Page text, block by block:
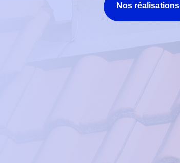
Nos réalisations